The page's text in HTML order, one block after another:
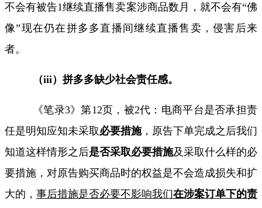
不会有被告1继续直播售卖案涉商品数月，就不会有“佛
像”现在仍在拼多多直播间继续直播售卖，侵害后来
者。
（iii）拼多多缺少社会责任感。
《笔录3》第12页，被2代：电商平台是否承担责
任是明知应知未采取必要措施，原告下单完成之后我们
知道这样情形之后是否采取必要措施及采取什么样的必
要措施，对原告购买商品时的权益是不会造成损失和扩
大的， 事后措施是否必要不影响我们在涉案订单下的责